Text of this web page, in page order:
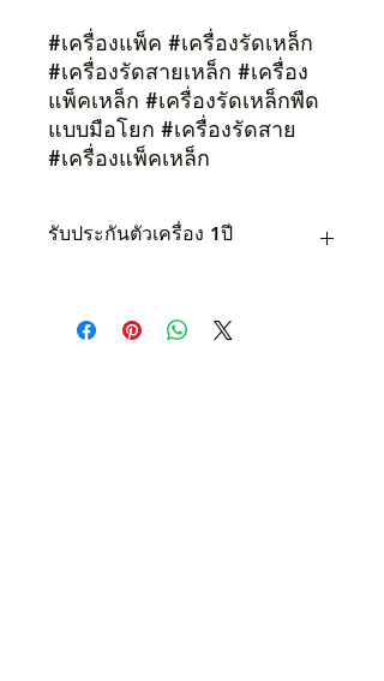
#เครื่องแพ็ค #เครื่องรัดเหล็ก
#เครื่องรัดสายเหล็ก #เครื่อง
แพ็คเหล็ก #เครื่องรัดเหล็กพืด
แบบมือโยก #เครื่องรัดสาย
#เครื่องแพ็คเหล็ก
รับประกันตัวเครื่อง 1ปี